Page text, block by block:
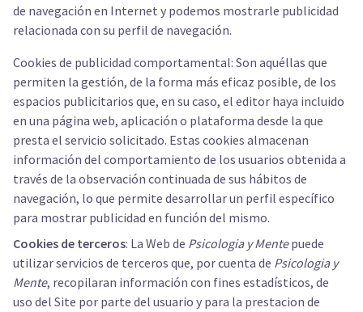
de navegación en Internet y podemos mostrarle publicidad
relacionada con su perfil de navegación.
Cookies de publicidad comportamental: Son aquéllas que
permiten la gestión, de la forma más eficaz posible, de los
espacios publicitarios que, en su caso, el editor haya incluido
en una página web, aplicación o plataforma desde la que
presta el servicio solicitado. Estas cookies almacenan
información del comportamiento de los usuarios obtenida a
través de la observación continuada de sus hábitos de
navegación, lo que permite desarrollar un perfil específico
para mostrar publicidad en función del mismo.
Cookies de terceros: La Web de Psicologia y Mentepuede
utilizar servicios de terceros que, por cuenta de Psicologia y
Mente, recopilaran información con fines estadísticos, de
uso del Site por parte del usuario y para la prestacion de